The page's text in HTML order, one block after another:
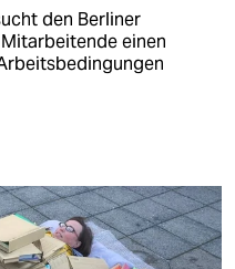
den Berliner
einen